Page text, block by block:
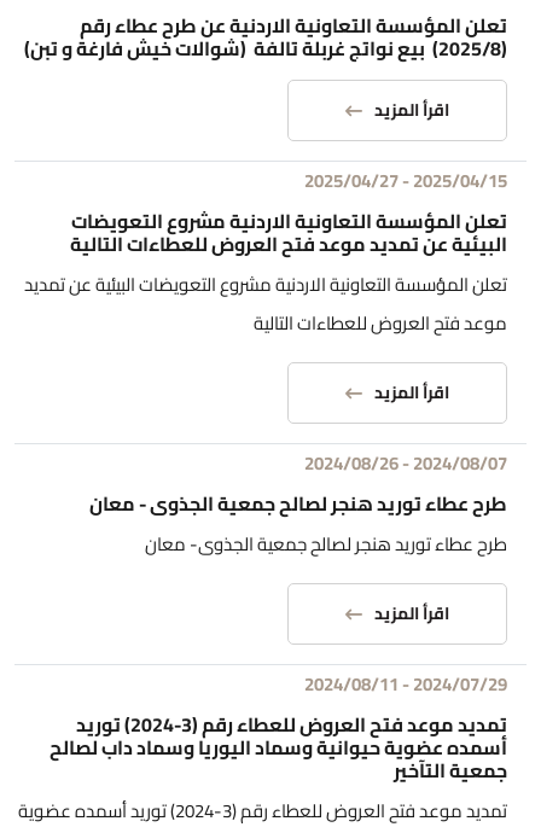
تعلن المؤسسة التعاونية الاردنية عن طرح عطاء رقم
(2025/8) بيع نواتج غربلة تالفة (شوالات خيش فارغة و تبن)
اقرأ المزيد
2025/04/15
-
2025/04/27
تعلن المؤسسة التعاونية الاردنية مشروع التعويضات
البيئية عن تمديد موعد فتح العروض للعطاءات التالية
تعلن المؤسسة التعاونية الاردنية مشروع التعويضات البيئية عن تمديد
موعد فتح العروض للعطاءات التالية
اقرأ المزيد
2024/08/07
-
2024/08/26
طرح عطاء توريد هنجر لصالح جمعية الجذوى - معان
طرح عطاء توريد هنجر لصالح جمعية الجذوى- معان
اقرأ المزيد
2024/07/29
-
2024/08/11
تمديد موعد فتح العروض للعطاء رقم (3-2024) توريد
أسمده عضوية حيوانية وسماد اليوريا وسماد داب لصالح
جمعية التآخير
تمديد موعد فتح العروض للعطاء رقم (3-2024) توريد أسمده عضوية